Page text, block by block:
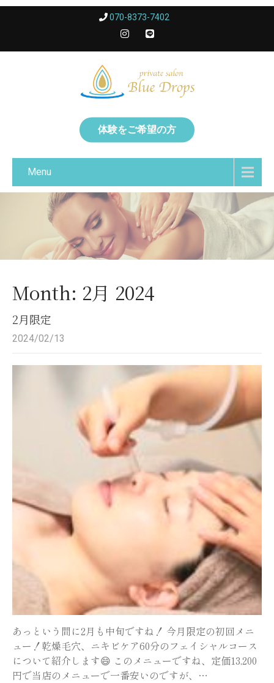
070-8373-7402
体験をご希望の方
Menu
Month: 2月 2024
2月限定
2024/02/13
あっという間に2月も中旬ですね！ 今月限定の初回メニ
ュー！乾燥毛穴、ニキビケア60分のフェイシャルコース
について紹介します😄 このメニューですね、定価13,200
円で当店のメニューで一番安いのですが、…